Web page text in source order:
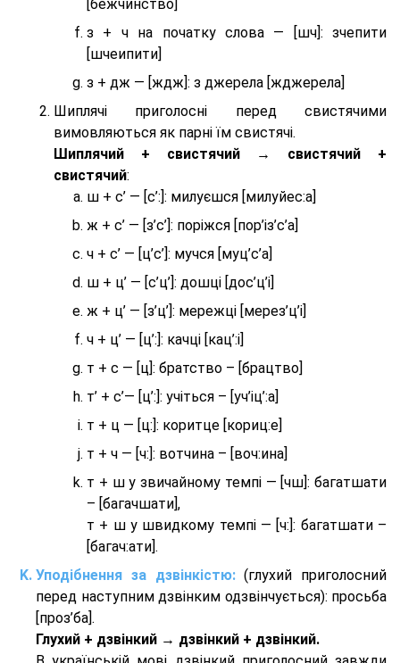
[бежчинство]
з + ч на початку слова — [шч]: зчепити
[шчеипити]
з + дж — [ждж]: з джерела [жджерела]
Шиплячі приголосні перед свистячими
вимовляються як парні їм свистячі.
Шиплячий + свистячий → свистячий +
свистячий:
ш + с’ — [с’:]: милуєшся [милуйес:а]
ж + с’ — [з’с’]: поріжся [пор’із’с’а]
ч + с’ — [ц’с’]: мучся [муц’с’а]
ш + ц’ — [с’ц’]: дошці [дос’ц’і]
ж + ц’ — [з’ц’]: мережці [мерез’ц’і]
ч + ц’ — [ц’:]: качці [кац’:і]
т + с — [ц]: братство – [брaцтво]
т’ + с’— [ц’:]: учіться – [уч’іц’:a]
т + ц — [ц:]: коритце [кориц:е]
т + ч — [ч:]: вотчина – [вoч:ина]
т + ш у звичайному темпі — [чш]: багатшати
– [багачшати],
т + ш у швидкому темпі — [ч:]: багатшати –
[багач:ати].
Уподібнення за дзвінкістю:(глухий приголосний
перед наступним дзвінким одзвінчується): просьба
[проз’ба].
Глухий + дзвінкий → дзвінкий + дзвінкий.